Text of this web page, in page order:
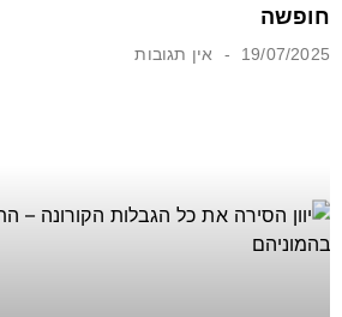
חופשה
19/07/2025 אין תגובות